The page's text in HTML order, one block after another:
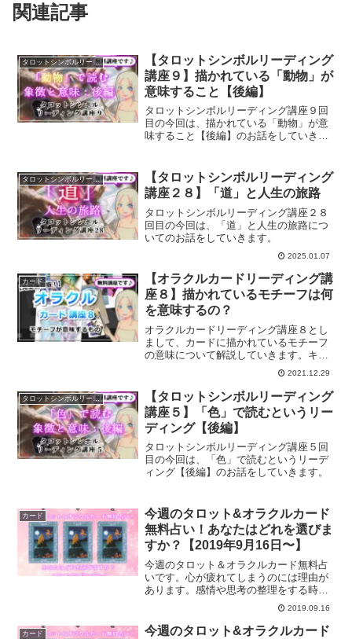
関連記事
タロットシンボルリーディング講座
【タロットシンボルリーディング
講座９】描かれている「動物」が
意味すること【後編】
タロットシンボルリーディング講座９回
目の今回は、描かれている「動物」が意
味すること【後編】のお話をしていきま
タロットシンボルリーディング講座
【タロットシンボルリーディング
講座２８】「道」と人生の旅路
タロットシンボルリーディング講座２８
回目の今回は、「道」と人生の旅路につ
いてのお話をしていきます。
2025.01.07
カード
【オラクルカードリーディング講
座８】描かれているモチーフは何
を意味するの？
オラクルカードリーディング講座８とし
まして、カードに描かれているモチーフ
の意味について解説していきます。キー
ワードとして押さえておくことでリーデ
2021.12.29
タロットシンボルリーディング講座
【タロットシンボルリーディング
講座５】「色」で読むというリー
ディング【後編】
タロットシンボルリーディング講座５回
目の今回は、「色」で読むというリーデ
ィング【後編】のお話をしていきます。
カード
今週のタロット&オラクルカード
無料占い！あなたはどれを選びま
すか？【2019年9月16日〜】
今週のタロット＆オラクルカード無料占
いです。心が疲れてしまうのには理由が
あります。感情や思考の整理をする時間
も作ってみると良いでしょう。あなたの
心が疲れてしまってる理由とは？今週の
あなたへのメッセージは？
2019.09.16
カード
今週のタロット&オラクルカード